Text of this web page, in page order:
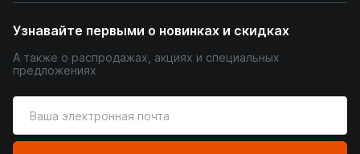
Узнавайте первыми о новинках и скидках
А также о распродажах, акциях и специальных
предложениях
ваш
адрес